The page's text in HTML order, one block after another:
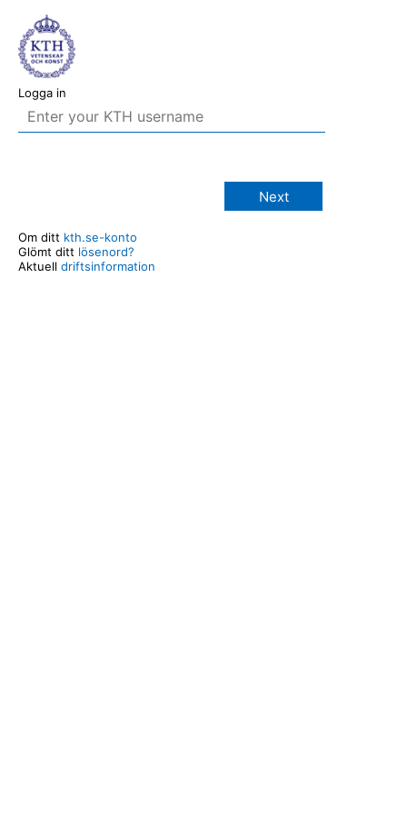
Logga in
Next
Om ditt kth.se-konto
Glömt ditt lösenord?
Aktuell driftsinformation